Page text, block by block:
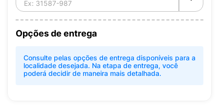
Opções de entrega
Consulte pelas opções de entrega disponíveis para a
localidade desejada. Na etapa de entrega, você
poderá decidir de maneira mais detalhada.